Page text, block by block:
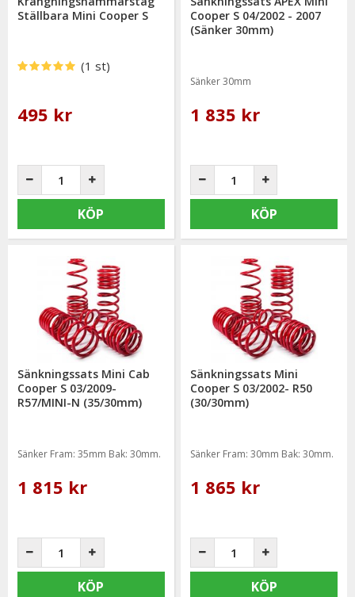
Ställbara Mini Cooper S
(1 st)
495 kr
KÖP
Cooper S 04/2002 - 2007
(Sänker 30mm)
Sänker 30mm
1 835 kr
KÖP
Sänkningssats Mini Cab
Cooper S 03/2009-
R57/MINI-N (35/30mm)
Sänker Fram: 35mm Bak: 30mm.
1 815 kr
KÖP
Sänkningssats Mini
Cooper S 03/2002- R50
(30/30mm)
Sänker Fram: 30mm Bak: 30mm.
1 865 kr
KÖP